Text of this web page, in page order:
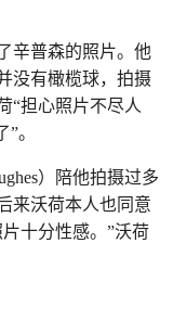
辛普森的照片。他
没有橄榄球，拍摄
“担心照片不尽人
。
）陪他拍摄过多
来沃荷本人也同意
十分性感。”沃荷